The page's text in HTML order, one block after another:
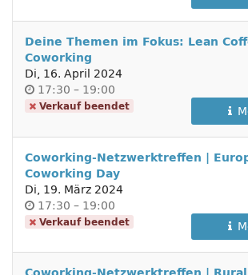
Deine Themen im Fokus: Lean
Coworking
Di, 16. April 2024
Uhrzeit
17:30 –bis
19:00
Verkauf beendet
Coworking-Netzwerktreffen |
Coworking Day
Di, 19. März 2024
Uhrzeit
17:30 –bis
19:00
Verkauf beendet